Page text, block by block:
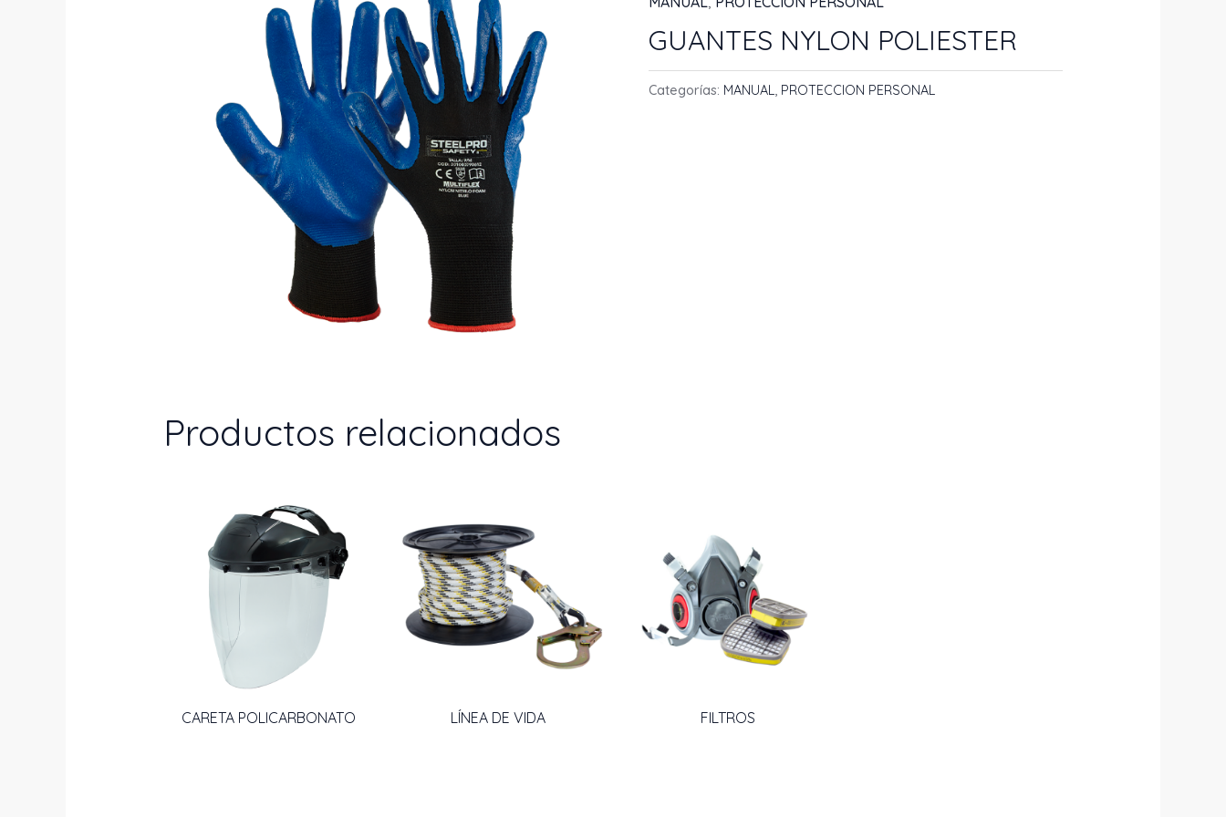
GUANTES NYLON POLIESTER
Categorías: MANUAL, PROTECCION PERSONAL
Productos relacionados
CARETA POLICARBONATO LÍNEA DE VIDA FILTROS